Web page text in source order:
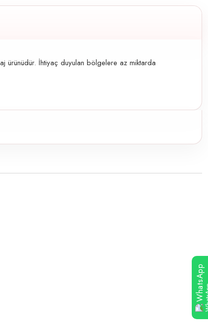
ürünüdür. İhtiyaç duyulan bölgelere az miktarda
WhatsApp